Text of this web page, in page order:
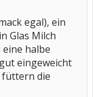
egal), ein
Glas Milch
eine halbe
eingeweicht
füttern die